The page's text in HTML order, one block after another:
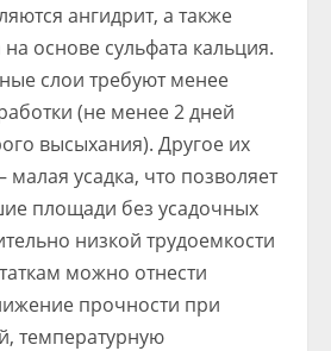
ангидрит, а также
основе сульфата кальция.
слои требуют менее
(не менее 2 дней
высыхания). Другое их
усадка, что позволяет
площади без усадочных
низкой трудоемкости
можно отнести
прочности при
температурную